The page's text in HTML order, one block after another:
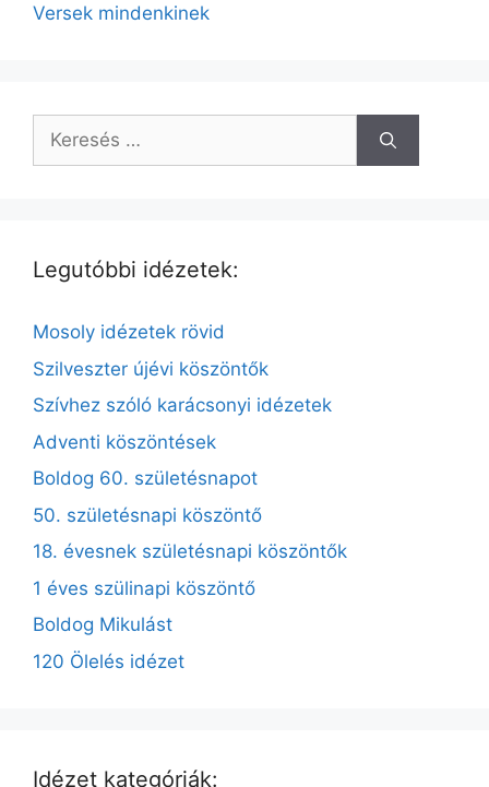
Versek mindenkinek
Legutóbbi idézetek:
Mosoly idézetek rövid
Szilveszter újévi köszöntők
Szívhez szóló karácsonyi idézetek
Adventi köszöntések
Boldog 60. születésnapot
50. születésnapi köszöntő
18. évesnek születésnapi köszöntők
1 éves szülinapi köszöntő
Boldog Mikulást
120 Ölelés idézet
Idézet kategóriák: